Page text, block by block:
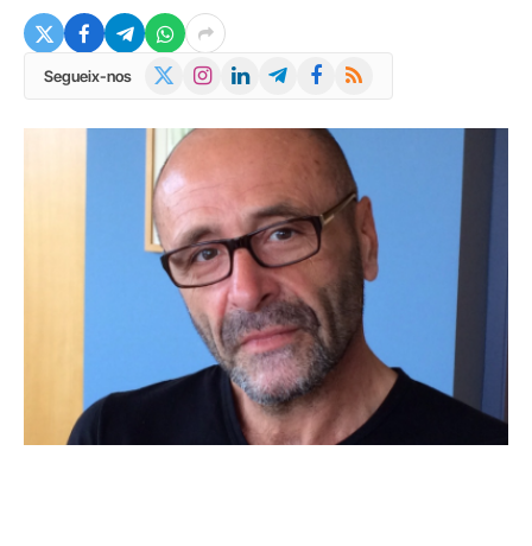
Segueix-nos InstagramLinkedInTelegramFacebook
RSS